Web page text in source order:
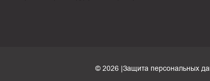
© 2026 |Защита персональных